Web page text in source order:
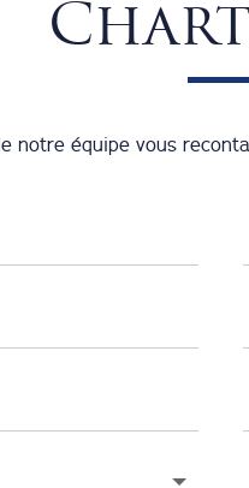
notre équipe vous